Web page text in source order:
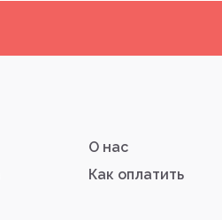
О нас
Как оплатить